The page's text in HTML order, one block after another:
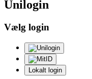
Unilogin
Vælg login
Lokalt login